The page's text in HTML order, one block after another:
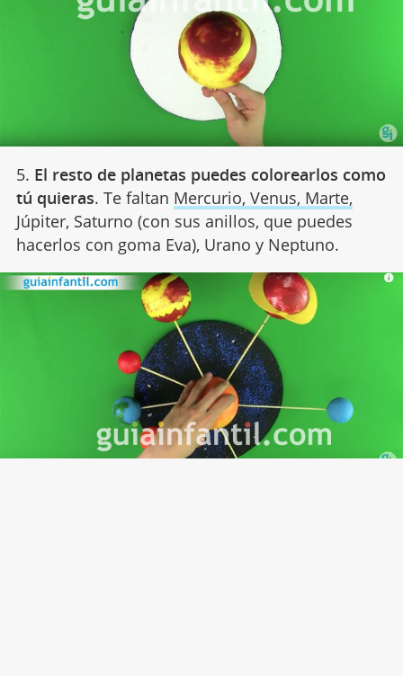
5. El resto de planetas puedes colorearlos como
tú quieras. Te faltan Mercurio, Venus, Marte,
Júpiter, Saturno (con sus anillos, que puedes
hacerlos con goma Eva), Urano y Neptuno.